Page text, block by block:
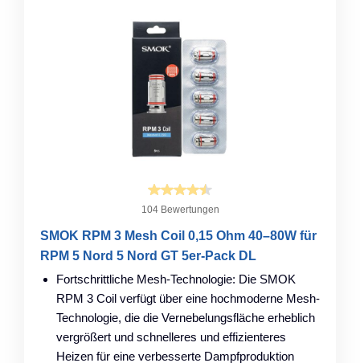
104 Bewertungen
SMOK RPM 3 Mesh Coil 0,15 Ohm 40–80W für
RPM 5 Nord 5 Nord GT 5er-Pack DL
Fortschrittliche Mesh-Technologie: Die SMOK
RPM 3 Coil verfügt über eine hochmoderne Mesh-
Technologie, die die Vernebelungsfläche erheblich
vergrößert und schnelleres und effizienteres
Heizen für eine verbesserte Dampfproduktion